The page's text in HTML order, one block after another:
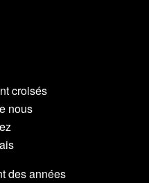
croisés
nous
des années